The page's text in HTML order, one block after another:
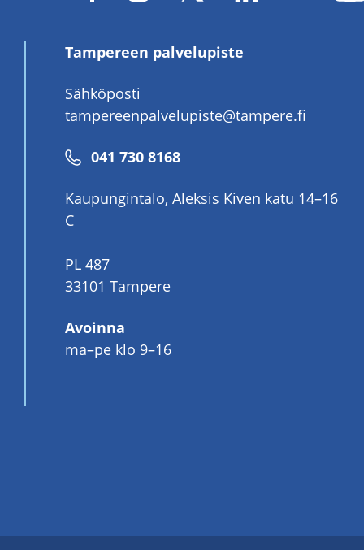
Tampereen palvelupiste
Sähköposti
tampereenpalvelupiste@tampere.fi
Puhelinnumero
041 730 8168
Kaupungintalo, Aleksis Kiven katu 14–16
C
PL 487
33101 Tampere
Avoinna
ma–pe klo 9–16